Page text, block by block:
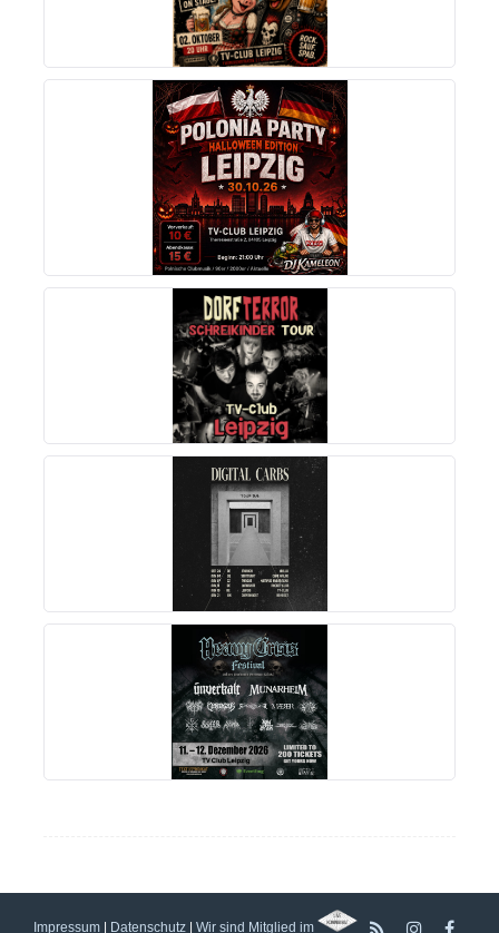
MEHR INFOS
MEHR INFOS
MEHR INFOS
MEHR INFOS
MEHR INFOS
Impressum Datenschutz |Wir sind Mitglied im